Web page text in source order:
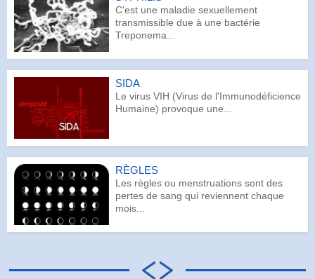
C'est une maladie sexuellement
transmissible due à une bactérie
Treponema...
SIDA
Le virus VIH (Virus de l'Immunodéficience
Humaine) provoque une...
RÈGLES
Les règles ou menstruations sont des
pertes de sang qui reviennent chaque
mois...